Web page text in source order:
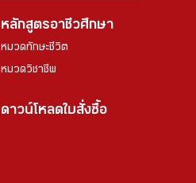
หลักสูตรอาชีวศึกษา
หมวดทักษะชีวิต
หมวดวิชาชีพ
ดาวน์โหลดใบสั่งซื้อ